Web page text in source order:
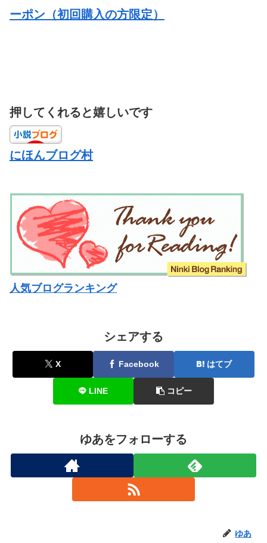
ーポン（初回購入の方限定）
押してくれると嬉しいです
にほんブログ村
人気ブログランキング
シェアする
X Facebook はてブ
LINE コピー
ゆあをフォローする
ゆあ